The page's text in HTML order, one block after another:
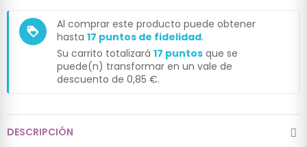
loyalty
Al comprar este producto puede obtener
hasta 17 puntos de fidelidad.
Su carrito totalizará 17 puntos que se
puede(n) transformar en un vale de
descuento de 0,85 €.
DESCRIPCIÓN